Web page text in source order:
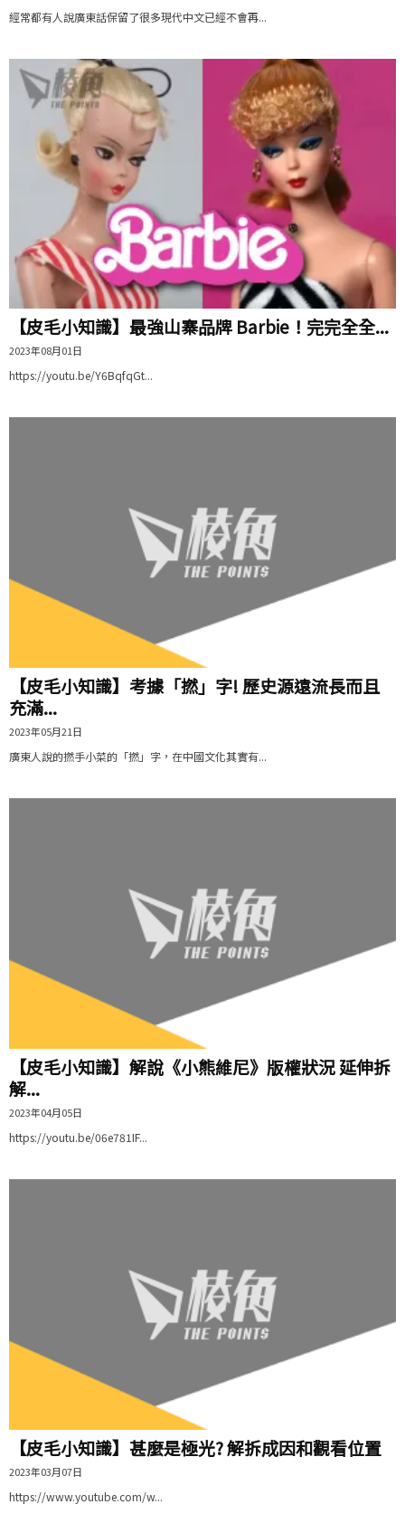
經常都有人說廣東話保留了很多現代中文已經不會再...
【皮毛小知識】最強山寨品牌 Barbie！完完全全...
2023年08月01日
https://youtu.be/Y6BqfqGt...
【皮毛小知識】考據「撚」字! 歷史源遠流長而且
充滿...
2023年05月21日
廣東人說的撚手小菜的「撚」字，在中國文化其實有...
【皮毛小知識】解說《小熊維尼》版權狀況 延伸拆
解...
2023年04月05日
https://youtu.be/06e781IF...
【皮毛小知識】甚麼是極光? 解拆成因和觀看位置
2023年03月07日
https://www.youtube.com/w...